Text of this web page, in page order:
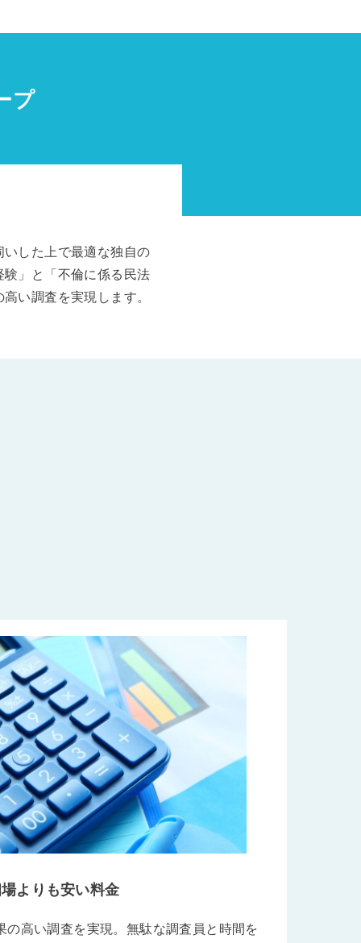
プ
した上で最適な独自の
」と「不倫に係る民法
い調査を実現します。
よりも安い料金
の高い調査を実現。無駄な調査員と時間を